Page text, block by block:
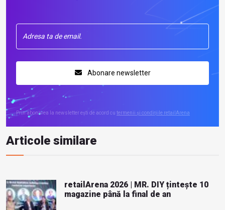
Abonare newsletter
Prin abonarea la newsletter ești de acord cu termenii și condițiile retailArena
Articole similare
retailArena 2026 | MR. DIY țintește 10
magazine până la final de an